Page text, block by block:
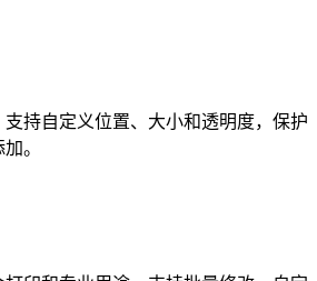
持自定义位置、大小和透明度，保护
。